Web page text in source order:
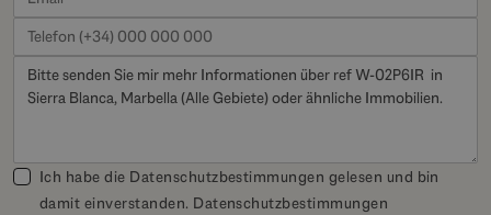
Ich habe die Datenschutzbestimmungen gelesen und bin
damit einverstanden. Datenschutzbestimmungen